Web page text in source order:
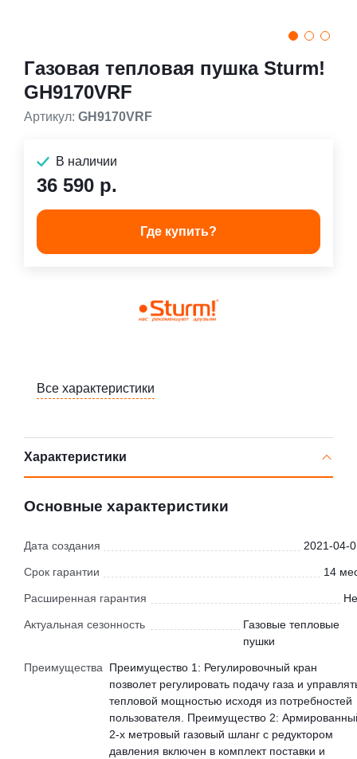
Газовая тепловая пушка Sturm!
GH9170VRF
Артикул: GH9170VRF
В наличии
36 590 р.
Где купить?
Все характеристики
Характеристики
Основные характеристики
Дата создания 2021-04-
Срок гарантии 14
Расширенная гарантия
Актуальная сезонность
Газовые тепловые
пушки
Преимущества
Преимущество 1: Регулировочный кран
позволет регулировать подачу газа и
тепловой мощностью исходя из потребностей
пользователя. Преимущество 2:
2-х метровый газовый шланг с редуктором
давления включен в комплект поставки и